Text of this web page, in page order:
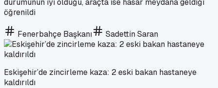
durumunun iyi olduğu, araçta ise hasar meydana geldiği
öğrenildi
Fenerbahçe Başkanı Sadettin Saran
Eskişehir’de zincirleme kaza: 2 eski bakan hastaneye
kaldırıldı